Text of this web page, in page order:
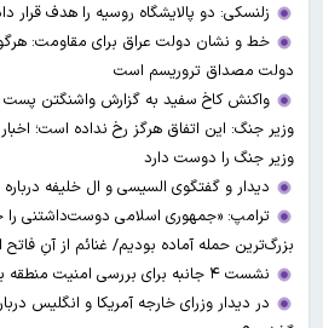
زلنسکی: دو پالایشگاه روسیه را هدف قرار
خط و نشان دولت عراق برای مقاومت:
دولت مصداق تروریسم است
واکنش کاخ سفید به گزارش واشنگتن پست
وزیر جنگ: این اتفاق هرگز رخ نداده است؛
وزیر جنگ را دوست دارد
دیدار و گفتگوی السیسی و ال خلیفه
ترامپ: «جمهوری اسلامی دوست‌داشتنی را
بزرگ‌ترین حمله آماده بودیم/ غنائم از آنِ
نشست ۴ جانبه برای بررسی امنیت منطقه برگزار شد
در دیدار وزرای خارجه آمریکا و انگلیس